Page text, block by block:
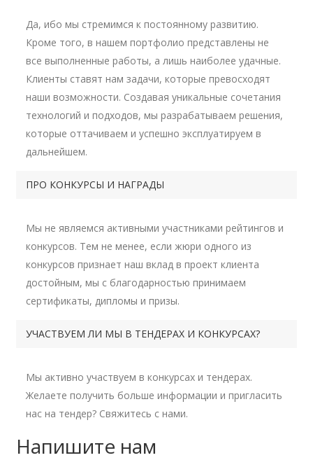
Да, ибо мы стремимся к постоянному развитию.
Кроме того, в нашем портфолио представлены не
все выполненные работы, а лишь наиболее удачные.
Клиенты ставят нам задачи, которые превосходят
наши возможности. Создавая уникальные сочетания
технологий и подходов, мы разрабатываем решения,
которые оттачиваем и успешно эксплуатируем в
дальнейшем.
ПРО КОНКУРСЫ И НАГРАДЫ
Мы не являемся активными участниками рейтингов и
конкурсов. Тем не менее, если жюри одного из
конкурсов признает наш вклад в проект клиента
достойным, мы с благодарностью принимаем
сертификаты, дипломы и призы.
УЧАСТВУЕМ ЛИ МЫ В ТЕНДЕРАХ И КОНКУРСАХ?
Мы активно участвуем в конкурсах и тендерах.
Желаете получить больше информации и пригласить
нас на тендер? Свяжитесь с нами.
Напишите нам